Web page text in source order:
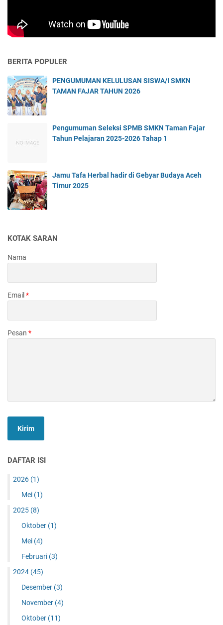
BERITA POPULER
PENGUMUMAN KELULUSAN SISWA/I SMKN
TAMAN FAJAR TAHUN 2026
Pengumuman Seleksi SPMB SMKN Taman Fajar
Tahun Pelajaran 2025-2026 Tahap 1
Jamu Tafa Herbal hadir di Gebyar Budaya Aceh
Timur 2025
KOTAK SARAN
Nama
Email *
Pesan *
DAFTAR ISI
2026 (1)
Mei (1)
2025 (8)
Oktober (1)
Mei (4)
Februari (3)
2024 (45)
Desember (3)
November (4)
Oktober (11)